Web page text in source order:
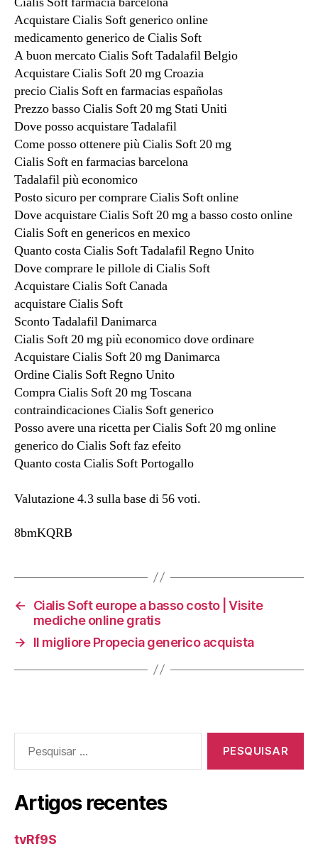
Acquistare Cialis Soft generico online
medicamento generico de Cialis Soft
A buon mercato Cialis Soft Tadalafil Belgio
Acquistare Cialis Soft 20 mg Croazia
precio Cialis Soft en farmacias españolas
Prezzo basso Cialis Soft 20 mg Stati Uniti
Dove posso acquistare Tadalafil
Come posso ottenere più Cialis Soft 20 mg
Cialis Soft en farmacias barcelona
Tadalafil più economico
Posto sicuro per comprare Cialis Soft online
Dove acquistare Cialis Soft 20 mg a basso costo online
Cialis Soft en genericos en mexico
Quanto costa Cialis Soft Tadalafil Regno Unito
Dove comprare le pillole di Cialis Soft
Acquistare Cialis Soft Canada
acquistare Cialis Soft
Sconto Tadalafil Danimarca
Cialis Soft 20 mg più economico dove ordinare
Acquistare Cialis Soft 20 mg Danimarca
Ordine Cialis Soft Regno Unito
Compra Cialis Soft 20 mg Toscana
contraindicaciones Cialis Soft generico
Posso avere una ricetta per Cialis Soft 20 mg online
generico do Cialis Soft faz efeito
Quanto costa Cialis Soft Portogallo
Valutazione4.3sulla base di 56voti.
8bmKQRB
←
Cialis Soft europe a basso costo | Visite
mediche online gratis
→
Il migliore Propecia generico acquista
por:
Artigos recentes
tvRf9S